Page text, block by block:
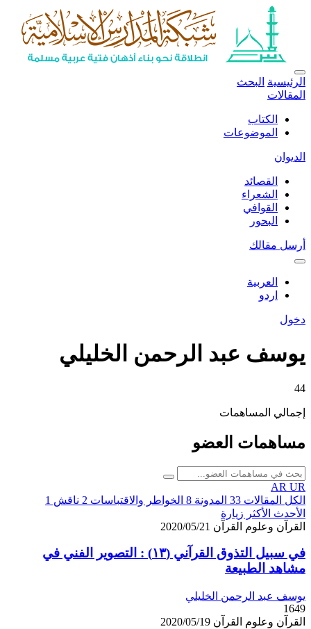
الرئيسية البحث
المقالات
الكتاب
الموضوعات
الديوان
القصائد
الشعراء
القوافي
البحور
أرسل مقالك
العربية
اردو
دخول
يوسف عبد الرحمن الخليلي
44
إجمالي المساهمات
مساهمات العضو
AR UR
الكل المقالات 33 المدونة 8 الخواطر والاقتباسات 2 ناقش 1
الأحدث الأكثر زيارة
القرآن وعلوم القرآن 2020/05/21
في سبيل التذوق القرآني (١٣) : التصوير الفني في
مشاهد الطبيعة
يوسف عبد الرحمن الخليلي
1649
القرآن وعلوم القرآن 2020/05/19